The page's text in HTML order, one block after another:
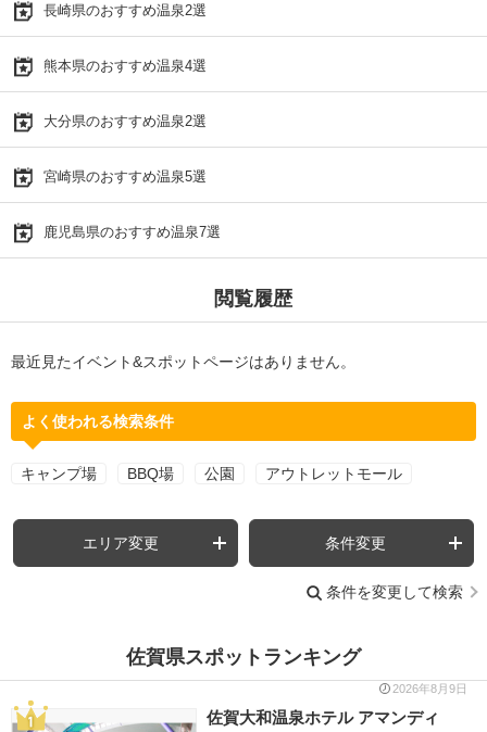
長崎県のおすすめ温泉2選
熊本県のおすすめ温泉4選
大分県のおすすめ温泉2選
宮崎県のおすすめ温泉5選
鹿児島県のおすすめ温泉7選
閲覧履歴
最近見たイベント&スポットページはありません。
よく使われる検索条件
キャンプ場 BBQ場 公園 アウトレットモール
エリア変更 条件変更
条件を変更して検索
佐賀県スポットランキング
2026年8月9日
佐賀大和温泉ホテル アマンディ